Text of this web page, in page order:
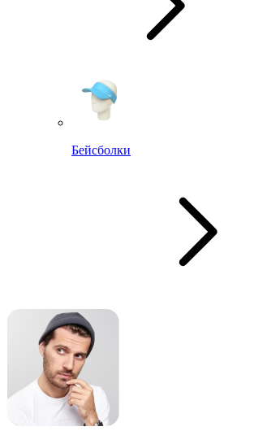
Бейсболки